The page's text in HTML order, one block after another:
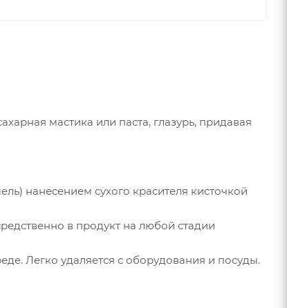
мастика или паста, глазурь, придавая
нанесением сухого красителя кисточкой
в продукт на любой стадии
Легко удаляется с оборудования и посуды.